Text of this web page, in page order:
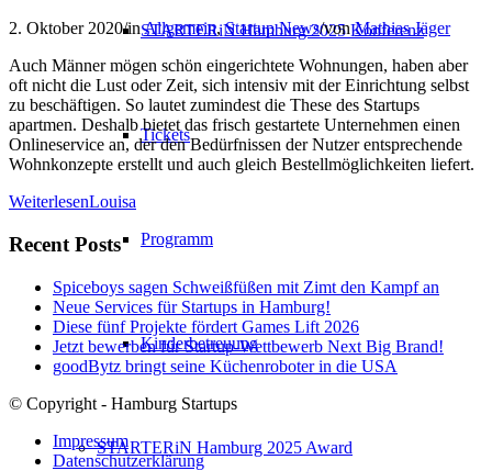
STARTERiN Hamburg 2025 Konferenz
Tickets
Programm
Kinderbetreuung
STARTERiN Hamburg 2025 Award
2. Oktober 2020/inAllgemein,Startup News/vonMathias Jäger
Auch Männer mögen schön eingerichtete Wohnungen, haben aber
oft nicht die Lust oder Zeit, sich intensiv mit der Einrichtung selbst
zu beschäftigen. So lautet zumindest die These des Startups
apartmen. Deshalb bietet das frisch gestartete Unternehmen einen
Onlineservice an, der den Bedürfnissen der Nutzer entsprechende
Wohnkonzepte erstellt und auch gleich Bestellmöglichkeiten liefert.
WeiterlesenLouisa
Recent Posts
Spiceboys sagen Schweißfüßen mit Zimt den Kampf an
Neue Services für Startups in Hamburg!
Diese fünf Projekte fördert Games Lift 2026
Jetzt bewerben für Startup-Wettbewerb Next Big Brand!
goodBytz bringt seine Küchenroboter in die USA
© Copyright - Hamburg Startups
Impressum
Datenschutzerklärung